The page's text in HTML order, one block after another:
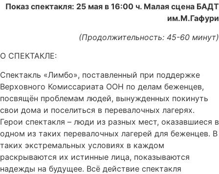
Показ спектакля: 25 мая в 16:00 ч. Малая сцена БАДТ
им.М.Гафури
(Продолжительность: 45-60 минут)
О СПЕКТАКЛЕ:
Спектакль «Лимбо», поставленный при поддержке
Верховного Комиссариата ООН по делам беженцев,
посвящён проблемам людей, вынужденных покинуть
свои дома и поселиться в перевалочных лагерях.
Герои спектакля – люди из разных мест, оказавшиеся в
одном из таких перевалочных лагерей для беженцев. В
таких экстремальных условиях в каждом
раскрываются их истинные лица, показываются
надежды на будущее. Всё действие спектакля